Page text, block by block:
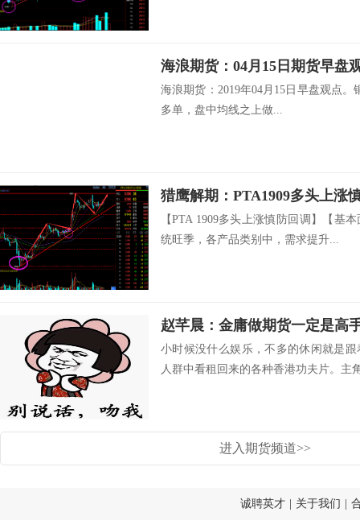
海浪期货：04月15日期货早盘
海浪期货：2019年04月15日早盘观点。
多单，盘中均线之上做...
猎鹰解期：PTA1909多头上涨
【PTA 1909多头上涨慎防回调】【基
统旺季，各产品类别中，需求提升...
赵芊晨：金庸做期货一定是高
小时候没什么娱乐，不多的休闲就是
人群中看租回来的各种香港功夫片。主
进入期货频道>>
诚聘英才 关于我们